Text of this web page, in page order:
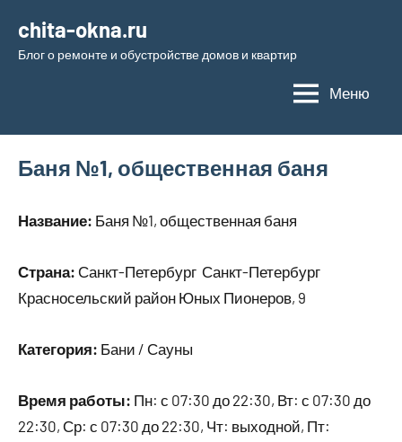
содержимому
chita-okna.ru
Блог о ремонте и обустройстве домов и квартир
Меню
Баня №1, общественная баня
Название: Баня №1, общественная баня
Страна: Санкт-Петербург Санкт-Петербург
Красносельский район Юных Пионеров, 9
Категория: Бани / Сауны
Время работы: Пн: с 07:30 до 22:30, Вт: с 07:30 до
22:30, Ср: с 07:30 до 22:30, Чт: выходной, Пт: